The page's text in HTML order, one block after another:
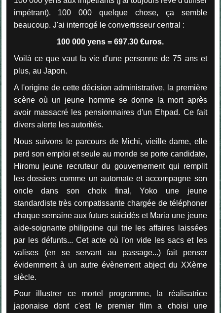
impétrant). 100 000 quelque chose, ça semble
beaucoup. J'ai interrogé le convertisseur central :
100 000 yens = 697.30 €uros.
Voilà ce que vaut la vie d'une personne de 75 ans et
plus, au Japon.
A l'origine de cette décision administrative, la première
scène où un jeune homme se donne la mort après
avoir massacré les pensionnaires d'un Ehpad. Ce fait
divers alerte les autorités.
Nous suivons le parcours de Michi, vieille dame, elle
perd son emploi et seule au monde se porte candidate,
Hiromu jeune recruteur du gouvernement qui remplit
les dossiers comme un automate et accompagne son
oncle dans son choix final, Yoko une jeune
standardiste très compatissante chargée de téléphoner
chaque semaine aux futurs suicidés et Maria une jeune
aide-soignante philippine qui trie les affaires laissées
par les défunts... Cet acte où l'on vide les sacs et les
valises (en se servant au passage...) fait penser
évidemment à un autre évènement abject du XXème
siècle.
Pour illustrer ce mortel programme, la réalisatrice
japonaise dont c'est le premier film a choisi une